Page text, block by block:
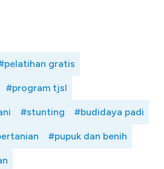
gratis
#program tjsl
#stunting #budidaya padi
#pupuk dan benih